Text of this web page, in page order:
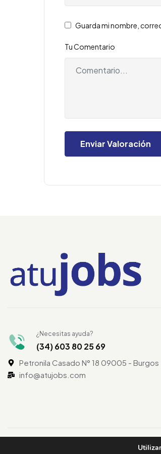
Guarda mi nombre,
Tu Comentario
¿Necesitas ayuda?
(34) 603 80 25 69
Petronila Casado N° 18 09005 - Burgos
info@atujobs.com
©2024 atuJobs – Derechos Reservados